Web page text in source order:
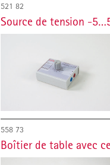
521 82
Source de tension -
558 73
Boîtier de table avec